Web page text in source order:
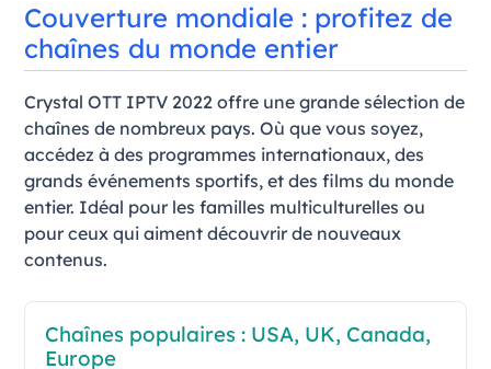
Couverture mondiale : profitez de
chaînes du monde entier
Crystal OTT IPTV 2022 offre une grande sélection de
chaînes de nombreux pays. Où que vous soyez,
accédez à des programmes internationaux, des
grands événements sportifs, et des films du monde
entier. Idéal pour les familles multiculturelles ou
pour ceux qui aiment découvrir de nouveaux
contenus.
Chaînes populaires : USA, UK, Canada,
Europe